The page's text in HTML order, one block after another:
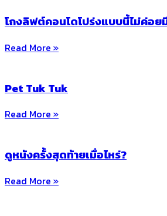
โถงลิฟต์คอนโดโปร่งแบบนี้ไม่ค่อย
Read More »
Pet Tuk Tuk
Read More »
ดูหนังครั้งสุดท้ายเมื่อไหร่?
Read More »